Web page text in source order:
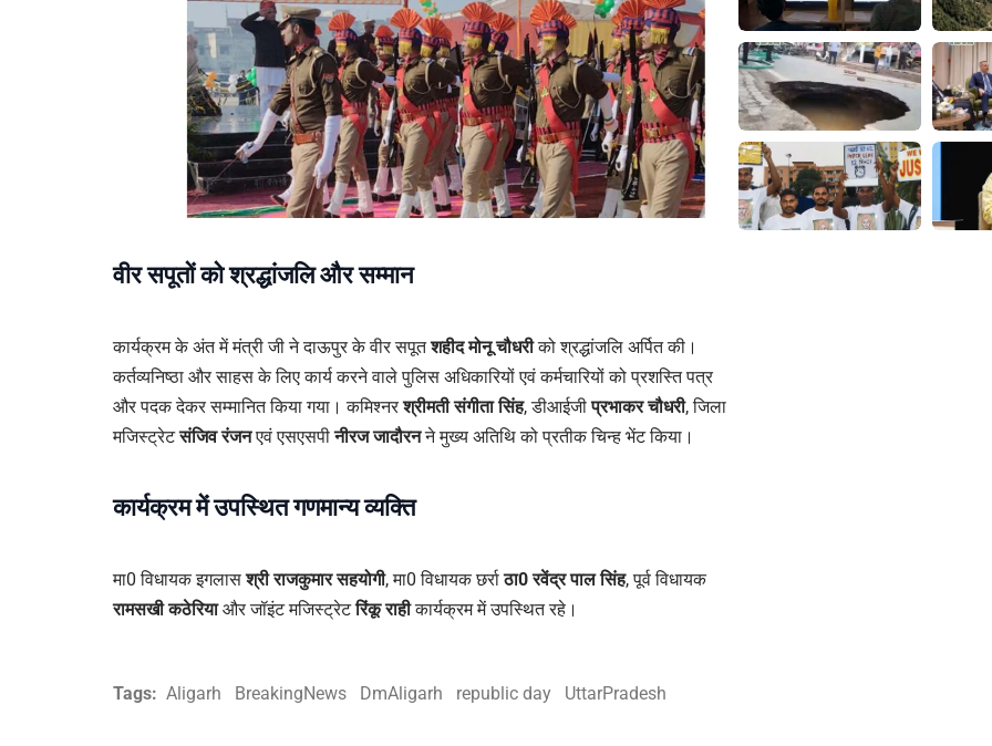
वीर सपूतों को श्रद्धांजलि और सम्मान
कार्यक्रम के अंत में मंत्री जी ने दाऊपुर के वीर सपूतशहीद मोनू चौधरीको श्रद्धांजलि अर्पित की।
कर्तव्यनिष्ठा और साहस के लिए कार्य करने वाले पुलिस अधिकारियों एवं कर्मचारियों को प्रशस्ति पत्र
और पदक देकर सम्मानित किया गया। कमिश्नरश्रीमती संगीता सिंह, डीआईजीप्रभाकर चौधरी, जिला
मजिस्ट्रेटसंजिव रंजनएवं एसएसपीनीरज जादौरनने मुख्य अतिथि को प्रतीक चिन्ह भेंट किया।
कार्यक्रम में उपस्थित गणमान्य व्यक्ति
मा0 विधायक इगलासश्री राजकुमार सहयोगी, मा0 विधायक छर्राठा0 रवेंद्र पाल सिंह, पूर्व विधायक
रामसखी कठेरियाऔर जॉइंट मजिस्ट्रेटरिंकू राहीकार्यक्रम में उपस्थित रहे।
Tags: Aligarh BreakingNews DmAligarh republic day UttarPradesh